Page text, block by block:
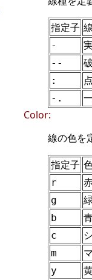
指定子
-
--
:
-.
Color:
線の色を
指定子
r
g
b
c
m
y